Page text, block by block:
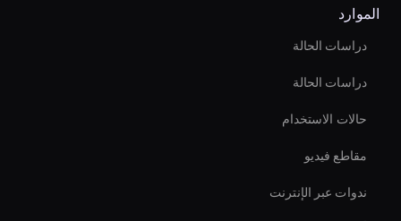
الموارد
دراسات الحالة
دراسات الحالة
حالات الاستخدام
مقاطع فيديو
ندوات عبر الإنترنت